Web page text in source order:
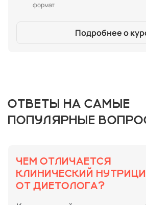
формат
Подробнее о
ОТВЕТЫ НА САМЫЕ
ПОПУЛЯРНЫЕ
ЧЕМ ОТЛИЧАЕТСЯ
КЛИНИЧЕСКИЙ
ОТ ДИЕТОЛОГА?